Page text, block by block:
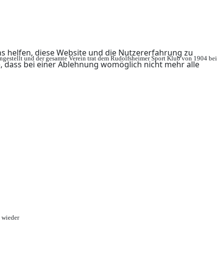
helfen, diese Website und die Nutzererfahrung zu
dass bei einer Ablehnung womöglich nicht mehr alle
und der gesamte Verein trat dem Rudolfsheimer Sport Klub von 1904 bei
wieder